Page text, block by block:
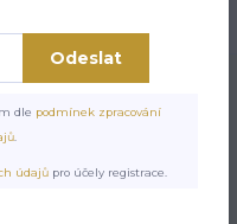
Kohouti na
Odeslat
dle podmínek zpracování
.
údajů pro účely registrace.